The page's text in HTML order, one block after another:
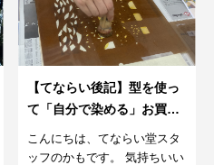
【てならい後記】型を使っ
て「自分で染める」お買い
物袋。5月
こんにちは、てならい堂スタ
ッフのかもです。 気持ちいい